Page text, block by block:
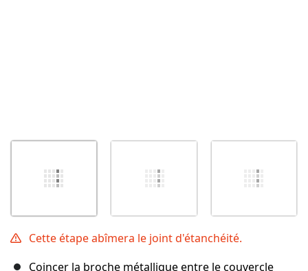
Cette étape abîmera le joint d'étanchéité.
Coincer la broche métallique entre le couvercle